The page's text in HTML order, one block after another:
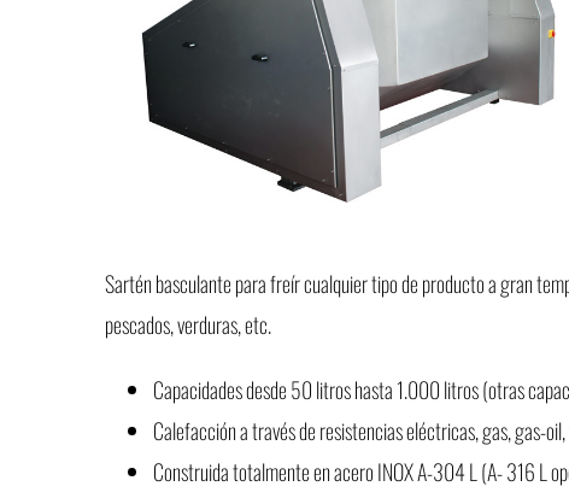
Sartén basculante para freír cualquier tipo de producto a gran
pescados, verduras, etc.
Capacidades desde 50 litros hasta 1.000 litros (otras
Calefacción a través de resistencias eléctricas, gas, gas-
Construida totalmente en acero INOX A-304 L (A- 316 L